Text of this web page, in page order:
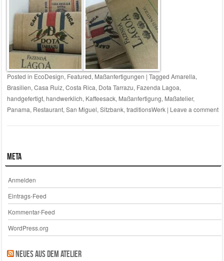
Posted in EcoDesign, Featured, Maßanfertigungen | Tagged Amarella,
Brasilien, Casa Ruiz, Costa Rica, Dota Tarrazu, Fazenda Lagoa,
handgefertigt, handwerklich, Kaffeesack, Maßanfertigung, Maßatelier,
Panama, Restaurant, San Miguel, Sitzbank, traditionsWerk | Leave a comment
Meta
Anmelden
Eintrags-Feed
Kommentar-Feed
WordPress.org
Neues aus dem Atelier